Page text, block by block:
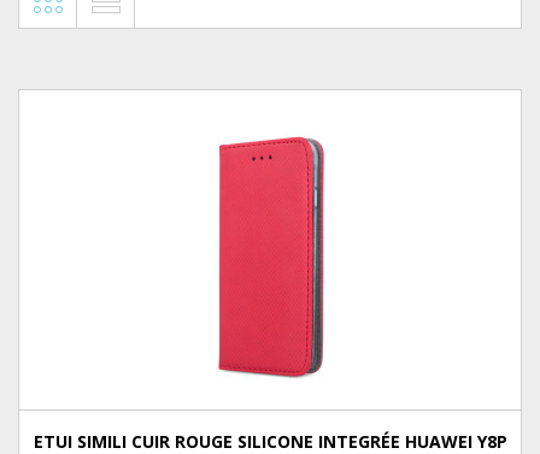
ETUI SIMILI CUIR ROUGE SILICONE INTEGRÉE HUAWEI Y8P